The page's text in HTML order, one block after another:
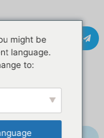
Kontakt
| Mobilna
a
might be
language.
to: